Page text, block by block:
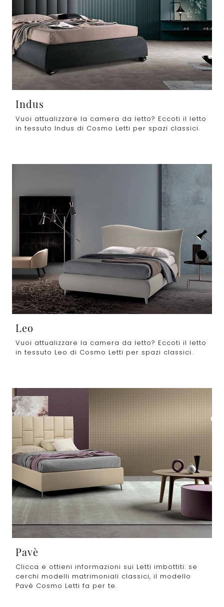
Indus
Vuoi attualizzare la camera da letto? Eccoti il letto
in tessuto Indus di Cosmo Letti per spazi classici.
Leo
Vuoi attualizzare la camera da letto? Eccoti il letto
in tessuto Leo di Cosmo Letti per spazi classici.
Pavè
Clicca e ottieni informazioni sui Letti imbottiti: se
cerchi modelli matrimoniali classici, il modello
Pavè Cosmo Letti fa per te.